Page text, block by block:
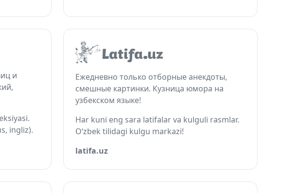
и
ingliz).
Ежедневно только отборные анекдоты,
смешные картинки. Кузница юмора на
узбекском языке!
Har kuni eng sara latifalar va kulguli rasmlar.
O‘zbek tilidagi kulgu markazi!
latifa.uz